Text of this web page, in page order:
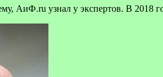
АиФ.ru узнал у экспертов. В 2018